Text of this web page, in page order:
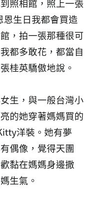
恩生日我都會買造
，拍一張那種很可
都多敢花，都當自
桂英驕傲地說。
生，與一般台灣小
的她穿著媽媽買的
洋裝。她有夢
偶像，覺得天團
黏在媽媽身邊撒
生氣。